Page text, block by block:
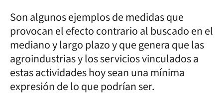
Son algunos ejemplos de medidas que
provocan el efecto contrario al buscado en el
mediano y largo plazo y que genera que las
agroindustrias y los servicios vinculados a
estas actividades hoy sean una mínima
expresión de lo que podrían ser.